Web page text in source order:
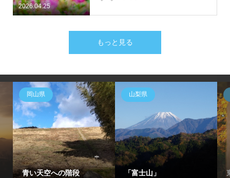
2026.04.25
もっと見る
岡山県
青い天空への階段
山梨県
「富士山」